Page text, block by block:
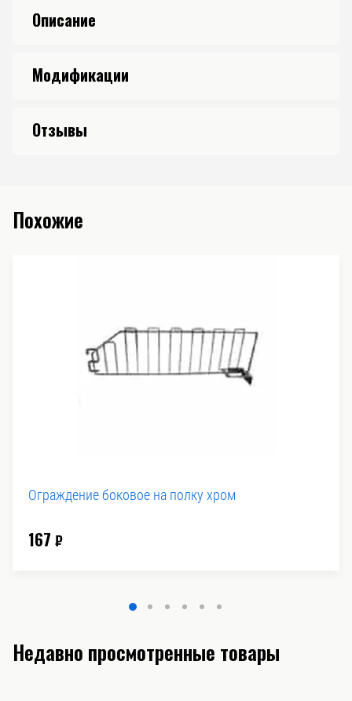
Описание
Модификации
Отзывы
Похожие
Ограждение боковое на полку хром
167 ₽
Недавно просмотренные товары